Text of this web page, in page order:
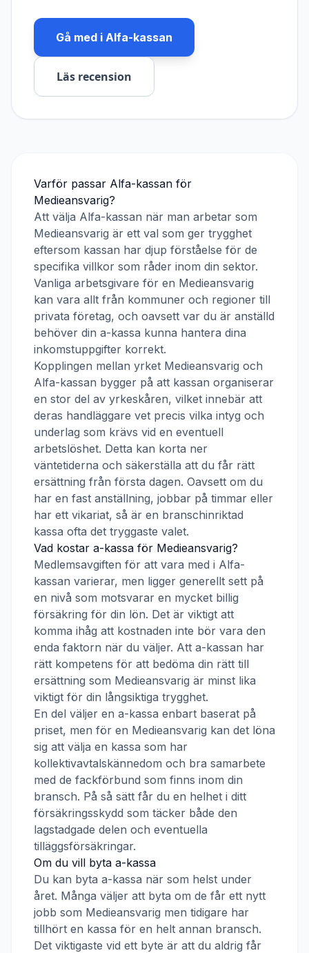
Gå med i Alfa-kassan
Läs recension
Varför passar Alfa-kassan för
Medieansvarig?
Att välja Alfa-kassan när man arbetar som
Medieansvarig är ett val som ger trygghet
eftersom kassan har djup förståelse för de
specifika villkor som råder inom din sektor.
Vanliga arbetsgivare för en Medieansvarig
kan vara allt från kommuner och regioner till
privata företag, och oavsett var du är anställd
behöver din a-kassa kunna hantera dina
inkomstuppgifter korrekt.
Kopplingen mellan yrket Medieansvarig och
Alfa-kassan bygger på att kassan organiserar
en stor del av yrkeskåren, vilket innebär att
deras handläggare vet precis vilka intyg och
underlag som krävs vid en eventuell
arbetslöshet. Detta kan korta ner
väntetiderna och säkerställa att du får rätt
ersättning från första dagen. Oavsett om du
har en fast anställning, jobbar på timmar eller
har ett vikariat, så är en branschinriktad
kassa ofta det tryggaste valet.
Vad kostar a-kassa för Medieansvarig?
Medlemsavgiften för att vara med i Alfa-
kassan varierar, men ligger generellt sett på
en nivå som motsvarar en mycket billig
försäkring för din lön. Det är viktigt att
komma ihåg att kostnaden inte bör vara den
enda faktorn när du väljer. Att a-kassan har
rätt kompetens för att bedöma din rätt till
ersättning som Medieansvarig är minst lika
viktigt för din långsiktiga trygghet.
En del väljer en a-kassa enbart baserat på
priset, men för en Medieansvarig kan det löna
sig att välja en kassa som har
kollektivavtalskännedom och bra samarbete
med de fackförbund som finns inom din
bransch. På så sätt får du en helhet i ditt
försäkringsskydd som täcker både den
lagstadgade delen och eventuella
tilläggsförsäkringar.
Om du vill byta a-kassa
Du kan byta a-kassa när som helst under
året. Många väljer att byta om de får ett nytt
jobb som Medieansvarig men tidigare har
tillhört en kassa för en helt annan bransch.
Det viktigaste vid ett byte är att du aldrig får